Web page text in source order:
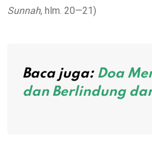
Sunnah, hlm. 20—21)
Baca juga: Doa
dan Berlindung